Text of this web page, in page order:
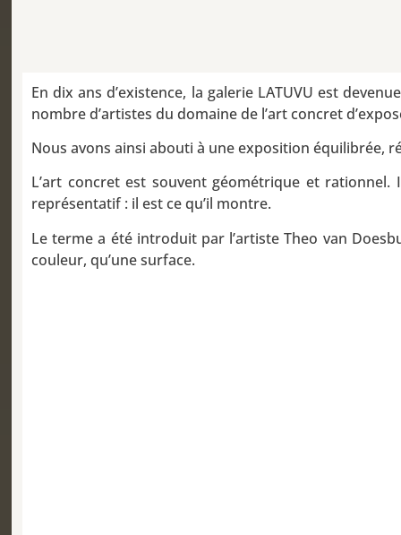
En dix ans d’existence, la galerie LATUVU est
nombre d’artistes du domaine de l’art concret
Nous avons ainsi abouti à une exposition équilibrée,
L’art concret est souvent géométrique et
représentatif : il est ce qu’il montre.
Le terme a été introduit par l’artiste Theo van
couleur, qu’une surface.